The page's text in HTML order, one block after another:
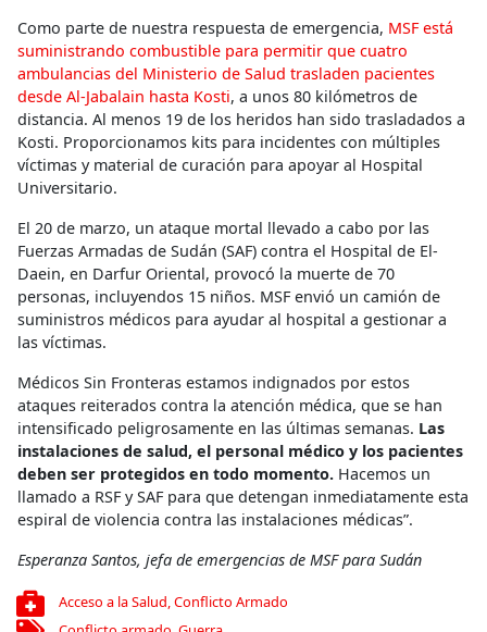
Como parte de nuestra respuesta de emergencia, MSF está
suministrando combustible para permitir que cuatro
ambulancias del Ministerio de Salud trasladen pacientes
desde Al-Jabalain hasta Kosti, a unos 80 kilómetros de
distancia. Al menos 19 de los heridos han sido trasladados a
Kosti. Proporcionamos kits para incidentes con múltiples
víctimas y material de curación para apoyar al Hospital
Universitario.
El 20 de marzo, un ataque mortal llevado a cabo por las
Fuerzas Armadas de Sudán (SAF) contra el Hospital de El-
Daein, en Darfur Oriental, provocó la muerte de 70
personas, incluyendos 15 niños. MSF envió un camión de
suministros médicos para ayudar al hospital a gestionar a
las víctimas.
Médicos Sin Fronteras estamos indignados por estos
ataques reiterados contra la atención médica, que se han
intensificado peligrosamente en las últimas semanas. Las
instalaciones de salud, el personal médico y los pacientes
deben ser protegidos en todo momento. Hacemos un
llamado a RSF y SAF para que detengan inmediatamente esta
espiral de violencia contra las instalaciones médicas”.
Esperanza Santos, jefa de emergencias de MSF para Sudán
Acceso a la Salud,Conflicto Armado